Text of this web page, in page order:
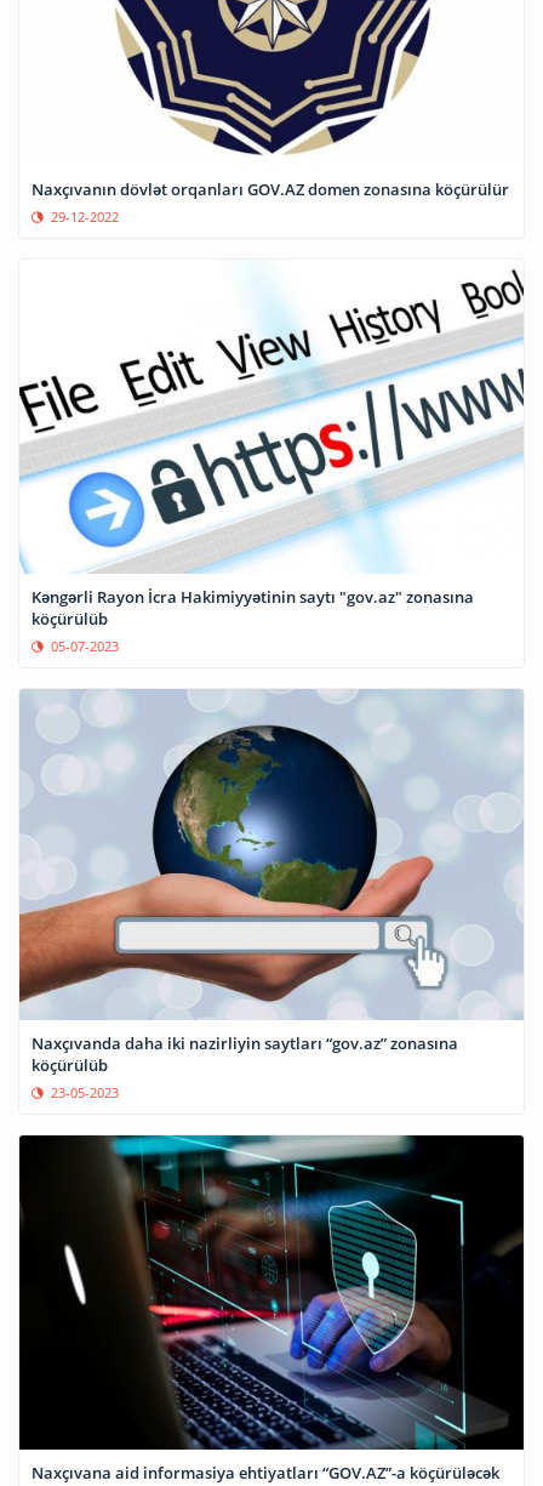
Naxçıvanın dövlət orqanları GOV.AZ domen zonasına köçürülür
29-12-2022
Kəngərli Rayon İcra Hakimiyyətinin saytı "gov.az" zonasına
köçürülüb
05-07-2023
Naxçıvanda daha iki nazirliyin saytları “gov.az” zonasına
köçürülüb
23-05-2023
Naxçıvana aid informasiya ehtiyatları “GOV.AZ”-a köçürüləcək